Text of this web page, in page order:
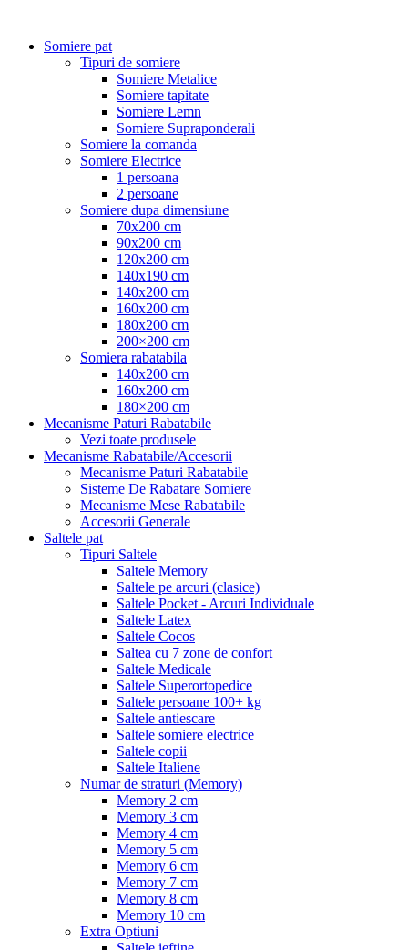
Somiere pat
Tipuri de somiere
Somiere Metalice
Somiere tapitate
Somiere Lemn
Somiere Supraponderali
Somiere la comanda
Somiere Electrice
1 persoana
2 persoane
Somiere dupa dimensiune
70x200 cm
90x200 cm
120x200 cm
140x190 cm
140x200 cm
160x200 cm
180x200 cm
200×200 cm
Somiera rabatabila
140x200 cm
160x200 cm
180×200 cm
Mecanisme Paturi Rabatabile
Vezi toate produsele
Mecanisme Rabatabile/Accesorii
Mecanisme Paturi Rabatabile
Sisteme De Rabatare Somiere
Mecanisme Mese Rabatabile
Accesorii Generale
Saltele pat
Tipuri Saltele
Saltele Memory
Saltele pe arcuri (clasice)
Saltele Pocket - Arcuri Individuale
Saltele Latex
Saltele Cocos
Saltea cu 7 zone de confort
Saltele Medicale
Saltele Superortopedice
Saltele persoane 100+ kg
Saltele antiescare
Saltele somiere electrice
Saltele copii
Saltele Italiene
Numar de straturi (Memory)
Memory 2 cm
Memory 3 cm
Memory 4 cm
Memory 5 cm
Memory 6 cm
Memory 7 cm
Memory 8 cm
Memory 10 cm
Extra Optiuni